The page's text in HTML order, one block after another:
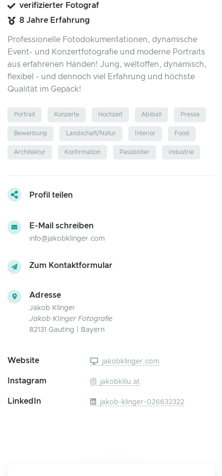
verifizierter Fotograf
8 Jahre Erfahrung
Professionelle Fotodokumentationen, dynamische
Event- und Konzertfotografie und moderne Portraits
aus erfahrenen Händen! Jung, weltoffen, dynamisch,
flexibel - und dennoch viel Erfahrung und höchste
Qualität im Gepäck!
Portrait Konzerte Hochzeit Abiball Presse
Bewerbung Landschaft/Natur Interior Food
Architektur Konfirmation Passbilder Industrie
Profil teilen
E-Mail schreiben
info@jakobklinger.com
Zum Kontaktformular
Adresse
Jakob Klinger
Jakob Klinger Fotografie
82131 Gauting | Bayern
Website jakobklinger.com
Instagram jakobklilu.at
LinkedIn jakob-klinger-026632322